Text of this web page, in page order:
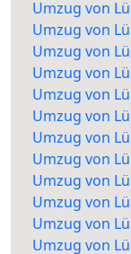
Umzug von
Umzug von
Umzug von
Umzug von
Umzug von
Umzug von
Umzug von
Umzug von
Umzug von
Umzug von
Umzug von
Umzug von